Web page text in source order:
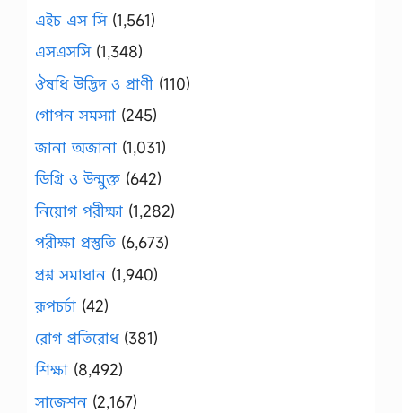
এইচ এস সি(1,561)
এসএসসি(1,348)
ঔষধি উদ্ভিদ ও প্রাণী (110)
গোপন সমস্যা (245)
জানা অজানা (1,031)
ডিগ্রি ও উন্মুক্ত (642)
নিয়োগ পরীক্ষা (1,282)
পরীক্ষা প্রস্তুতি (6,673)
প্রশ্ন সমাধান (1,940)
রূপচর্চা (42)
রোগ প্রতিরোধ(381)
শিক্ষা (8,492)
সাজেশন (2,167)